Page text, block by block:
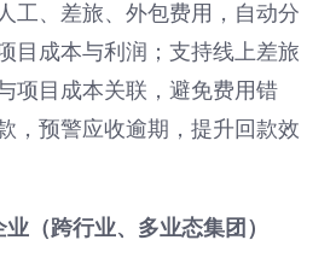
工、差旅、外包费用，自动分
目成本与利润；支持线上差旅
项目成本关联，避免费用错
，预警应收逾期，提升回款效
业（跨行业、多业态集团）